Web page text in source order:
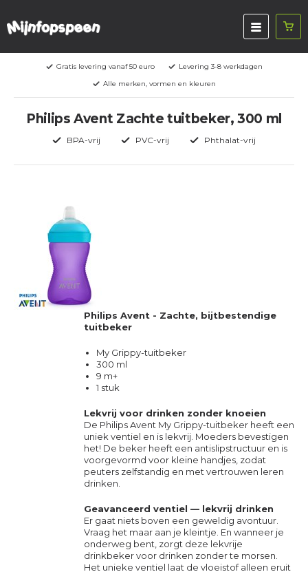
Gratis levering vanaf 50 euro
Levering 3-8 werkdagen
Alle merken, vormen en kleuren
Philips Avent Zachte tuitbeker, 300 ml
BPA-vrij PVC-vrij Phthalat-vrij
Philips Avent - Zachte, bijtbestendige
tuitbeker
My Grippy-tuitbeker
300 ml
9 m+
1 stuk
Lekvrij voor drinken zonder knoeien
De Philips Avent My Grippy-tuitbeker heeft een
uniek ventiel en is lekvrij. Moeders bevestigen
het! De beker heeft een antislipstructuur en is
voorgevormd voor kleine handjes, zodat
peuters zelfstandig en met vertrouwen leren
drinken.
Geavanceerd ventiel — lekvrij drinken
Er gaat niets boven een geweldig avontuur.
Vraag het maar aan je kleintje. En wanneer je
onderweg bent, zorgt deze lekvrije
drinkbeker voor drinken zonder te morsen.
Het unieke ventiel laat de vloeistof alleen eruit